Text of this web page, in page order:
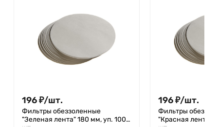
196₽/шт.
Фильтры обеззоленные
"Зеленая лента" 180 мм, уп. 100
196₽/шт.
Фильтры
"Красная лента"